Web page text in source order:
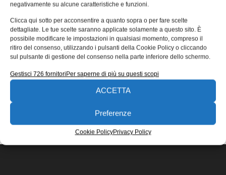
negativamente su alcune caratteristiche e funzioni.
Clicca qui sotto per acconsentire a quanto sopra o per fare scelte
dettagliate. Le tue scelte saranno applicate solamente a questo sito. È
possibile modificare le impostazioni in qualsiasi momento, compreso il
ritiro del consenso, utilizzando i pulsanti della Cookie Policy o cliccando
sul pulsante di gestione del consenso nella parte inferiore dello schermo.
Gestisci 726 fornitoriPer saperne di più su questi scopi
ACCETTA
Preferenze
Cookie PolicyPrivacy Policy
Redazione 06/07/2017
EDICOLA WEB